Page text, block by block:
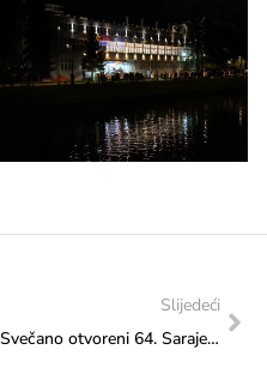
Slijedeći
Svečano otvoreni 64. Sarajevski dani poezije